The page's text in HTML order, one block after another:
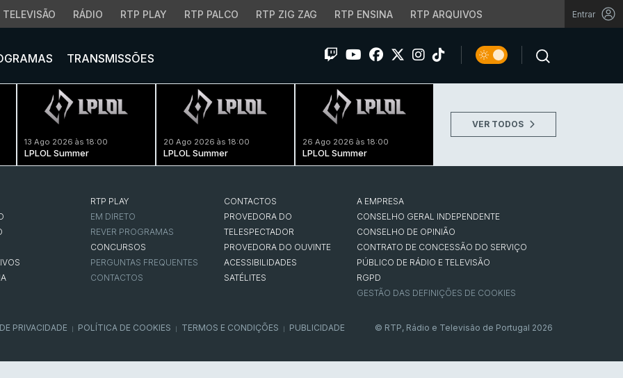
TELEVISÃO RÁDIO RTP PLAY RTP PALCO RTP ZIG ZAG RTP ENSINA RTP ARQUIVOS Entrar
TRANSMISSÕES
13 Ago 2026 às 18:00
LPLOL Summer
20 Ago 2026 às 18:00
LPLOL Summer
26 Ago 2026 às 18:00
LPLOL Summer
VER TODOS
RTP PLAY
EM DIRETO
REVER PROGRAMAS
CONCURSOS
PERGUNTAS FREQUENTES
CONTACTOS
CONTACTOS
PROVEDORA DO
TELESPECTADOR
PROVEDORA DO OUVINTE
ACESSIBILIDADES
SATÉLITES
A EMPRESA
CONSELHO GERAL INDEPENDENTE
CONSELHO DE OPINIÃO
CONTRATO DE CONCESSÃO DO SERVIÇO
PÚBLICO DE RÁDIO E TELEVISÃO
RGPD
GESTÃO DAS DEFINIÇÕES DE COOKIES
PRIVACIDADE POLÍTICA DE COOKIES TERMOS E CONDIÇÕES PUBLICIDADE © RTP, Rádio e Televisão de Portugal 2026